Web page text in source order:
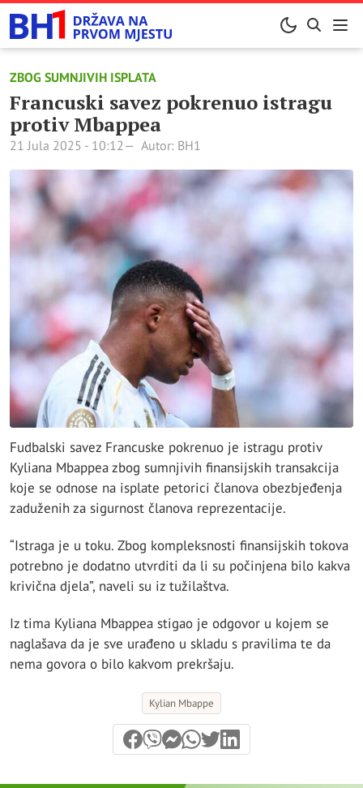
ZBOG SUMNJIVIH ISPLATA
Francuski savez pokrenuo istragu
protiv Mbappea
21 Jula 2025 - 10:12 Autor: BH1
Fudbalski savez Francuske pokrenuo je istragu protiv
Kyliana Mbappea zbog sumnjivih finansijskih transakcija
koje se odnose na isplate petorici članova obezbjeđenja
zaduženih za sigurnost članova reprezentacije.
“Istraga je u toku. Zbog kompleksnosti finansijskih tokova
potrebno je dodatno utvrditi da li su počinjena bilo kakva
krivična djela”, naveli su iz tužilaštva.
Iz tima Kyliana Mbappea stigao je odgovor u kojem se
naglašava da je sve urađeno u skladu s pravilima te da
nema govora o bilo kakvom prekršaju.
Kylian Mbappe